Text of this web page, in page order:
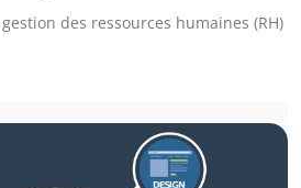
des ressources humaines (RH)